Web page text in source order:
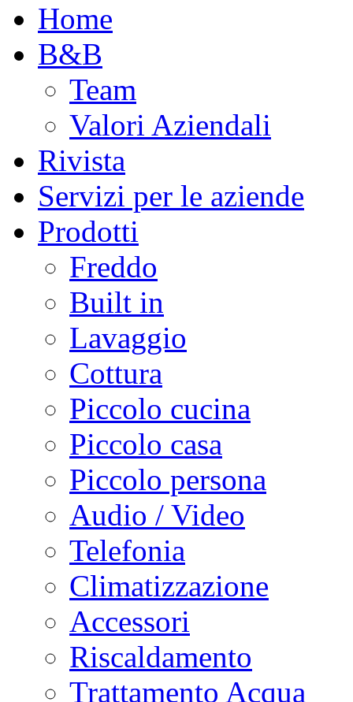
Home
B&B
Team
Valori Aziendali
Rivista
Servizi per le aziende
Prodotti
Freddo
Built in
Lavaggio
Cottura
Piccolo cucina
Piccolo casa
Piccolo persona
Audio / Video
Telefonia
Climatizzazione
Accessori
Riscaldamento
Trattamento Acqua